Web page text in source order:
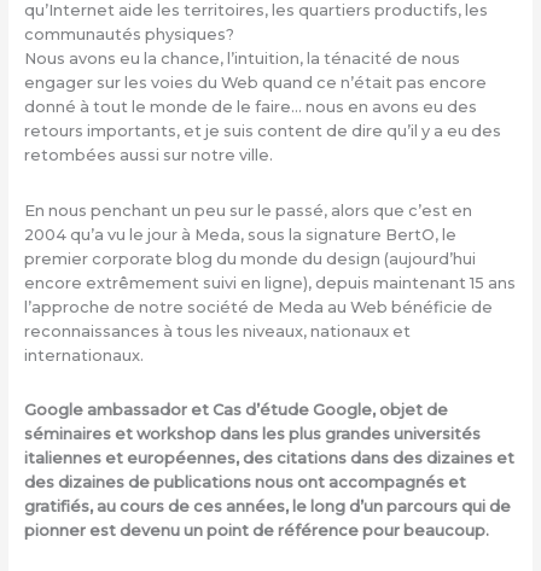
qu’Internet aide les territoires, les quartiers productifs, les
communautés physiques?
Nous avons eu la chance, l’intuition, la ténacité de nous
engager sur les voies du Web quand ce n’était pas encore
donné à tout le monde de le faire… nous en avons eu des
retours importants, et je suis content de dire qu’il y a eu des
retombées aussi sur notre ville.
En nous penchant un peu sur le passé, alors que c’est en
2004 qu’a vu le jour à Meda, sous la signature BertO, le
premier corporate blog du monde du design (aujourd’hui
encore extrêmement suivi en ligne), depuis maintenant 15 ans
l’approche de notre société de Meda au Web bénéficie de
reconnaissances à tous les niveaux, nationaux et
internationaux.
Google ambassador et Cas d’étude Google, objet de
séminaires et workshop dans les plus grandes universités
italiennes et européennes, des citations dans des dizaines et
des dizaines de publications nous ont accompagnés et
gratifiés, au cours de ces années, le long d’un parcours qui de
pionner est devenu un point de référence pour beaucoup.